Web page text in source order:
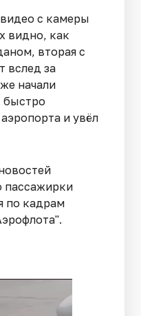
с камеры
видно, как
вторая с
вслед за
начали
быстро
и увёл
пассажирки
по кадрам